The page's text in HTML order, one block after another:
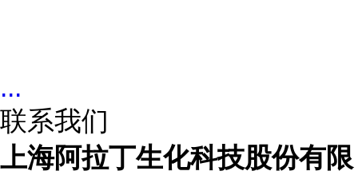
...
联系我们
上海阿拉丁生化科技股份有限